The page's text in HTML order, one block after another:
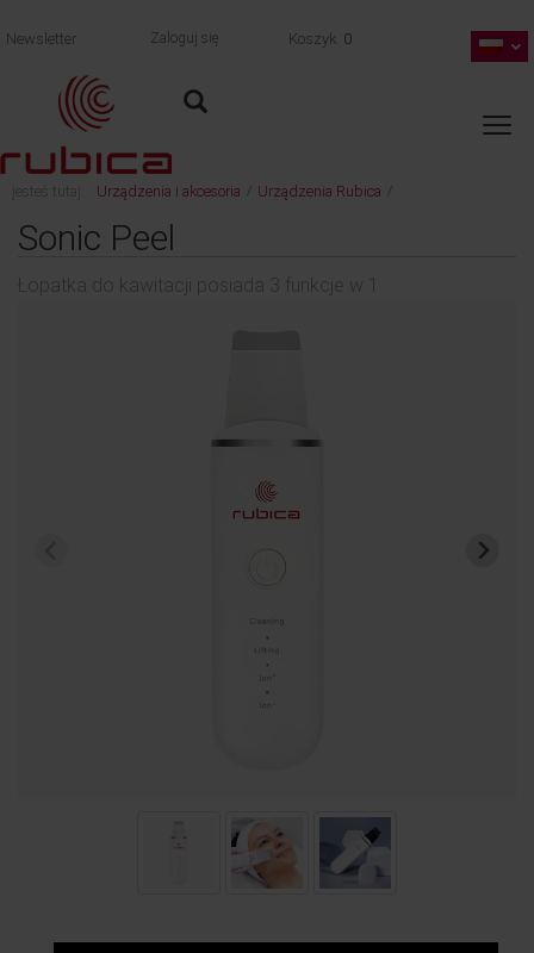
Newsletter Zaloguj się Koszyk 0
jesteś tutaj: Urządzenia i akcesoria Urządzenia Rubica
Łopatka do kawitacji posiada 3 funkcje w 1
Sonic Peel
Łopatka do kawitacji posiada 3 funkcje w 1